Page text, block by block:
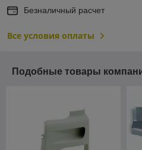
Безналичный расчет
Все условия оплаты
Подобные товары